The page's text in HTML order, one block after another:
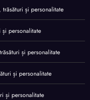
trăsături și personalitate
și personalitate
și personalitate
și personalitate
și personalitate